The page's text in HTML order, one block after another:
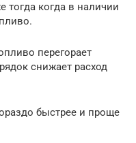
тогда когда в наличии
перегорает
снижает расход
быстрее и проще